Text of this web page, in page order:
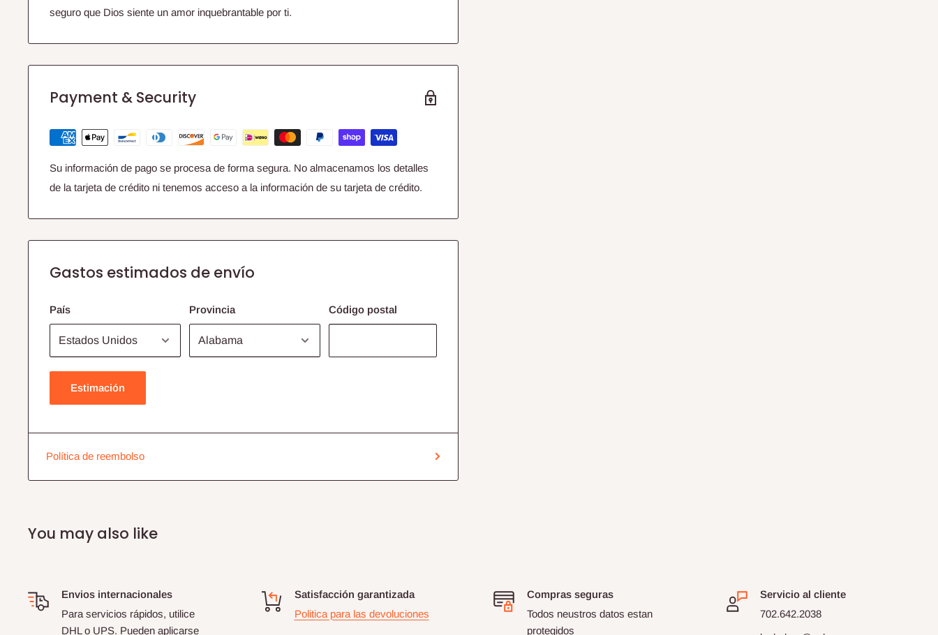
seguro que Dios siente un amor inquebrantable por ti.
Payment & Security
Su información de pago se procesa de forma segura. No almacenamos los detalles
de la tarjeta de crédito ni tenemos acceso a la información de su tarjeta de crédito.
Gastos estimados de envío
País Provincia Código postal
Estimación
Política de reembolso
You may also like
Envios internacionales
Para servicios rápidos, utilice
DHL o UPS. Pueden aplicarse
Satisfacción garantizada
Politica para las devoluciones
Compras seguras
Todos neustros datos estan
protegidos
Servicio al cliente
702.642.2038